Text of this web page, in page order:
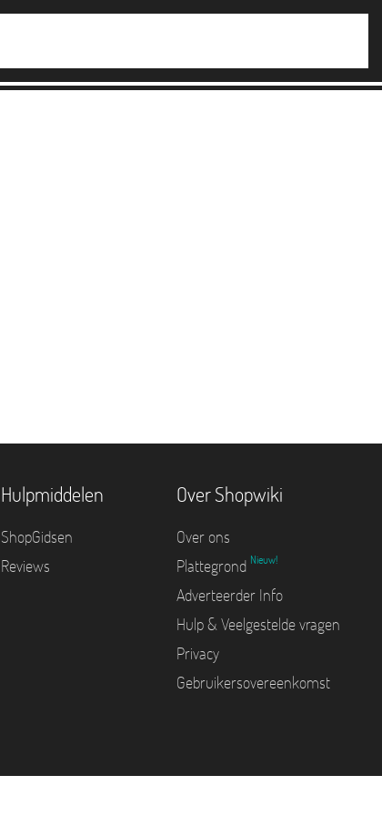
Hulpmiddelen
ShopGidsen
Reviews
Over Shopwiki
Over ons
Plattegrond Nieuw!
Adverteerder Info
Hulp & Veelgestelde vragen
Privacy
Gebruikersovereenkomst